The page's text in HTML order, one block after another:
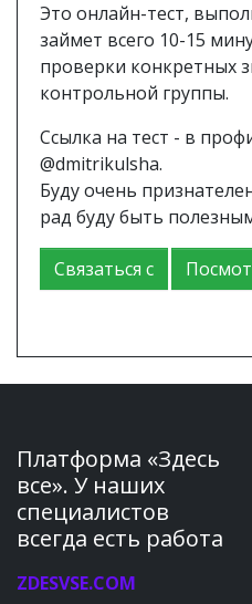
Это онлайн-тест,
займет всего 10-15
проверки конкретных
контрольной группы.
Ссылка на тест - в
@dmitrikulsha.
Буду очень
рад буду быть
Связаться с
Платформа «Здесь
все». У наших
специалистов
всегда есть работа
ZDESVSE.COM